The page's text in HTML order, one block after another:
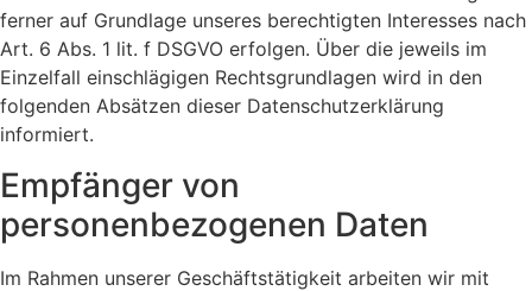
ferner auf Grundlage unseres berechtigten Interesses nach
Art. 6 Abs. 1 lit. f DSGVO erfolgen. Über die jeweils im
Einzelfall einschlägigen Rechtsgrundlagen wird in den
folgenden Absätzen dieser Datenschutzerklärung
informiert.
Empfänger von
personenbezogenen Daten
Im Rahmen unserer Geschäftstätigkeit arbeiten wir mit